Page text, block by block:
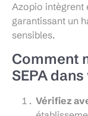
Azopio intègrent
garantissant un
sensibles.
Comment
SEPA
Vérifiez